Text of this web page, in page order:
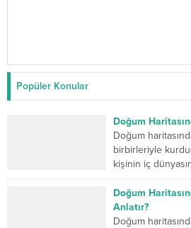
Popüler Konular
Doğum
Doğum
birbirleriyle
kişinin iç
çalıştığını
Doğum
Anlatır?
Doğum